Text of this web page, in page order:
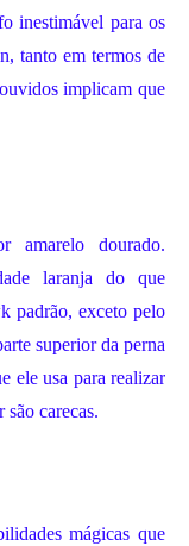
inestimável para os
tanto em termos de
implicam que
dourado.
laranja do que
padrão, exceto pelo
superior da perna
ele usa para realizar
carecas.
mágicas que